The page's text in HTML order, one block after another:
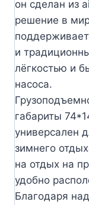
он сделан из
решение в
и
лёгкостью и
насоса.
габариты
универсален
зимнего
на отдых на
удобно
Благодаря